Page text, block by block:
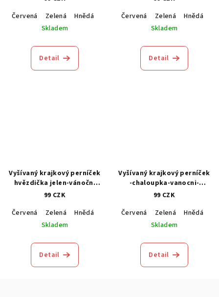
Červená
Zelená Hnědá
Modrá
Skladem
Detail
Červená
Zelená Hnědá
Skladem
Detail
Vyšívaný krajkový perníček
hvězdička jelen-vánoční
ozdoba
99 CZK
Červená
Zelená Hnědá
Modrá
Skladem
Detail
Vyšívaný krajkový perníček
-chaloupka-vanocni-
ozdoba
99 CZK
Červená
Zelená Hnědá
Skladem
Detail